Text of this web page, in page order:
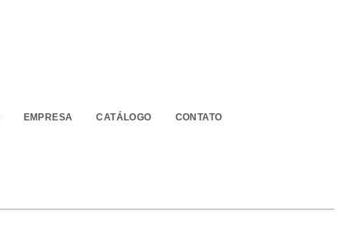
EMPRESA CATÁLOGO CONTATO